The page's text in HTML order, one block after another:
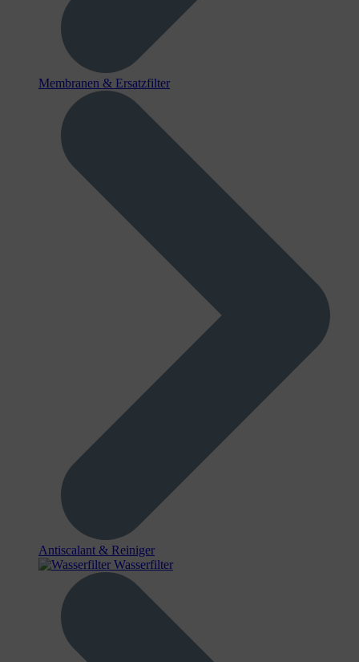
Membranen & Ersatzfilter
Antiscalant & Reiniger
Wasserfilter